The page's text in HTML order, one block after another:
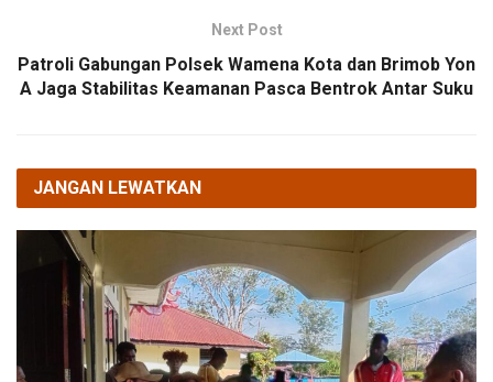
Next Post
Patroli Gabungan Polsek Wamena Kota dan Brimob Yon
A Jaga Stabilitas Keamanan Pasca Bentrok Antar Suku
JANGAN LEWATKAN